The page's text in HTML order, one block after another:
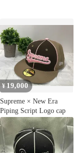
¥19,000
Supreme × New Era
Piping Script Logo cap